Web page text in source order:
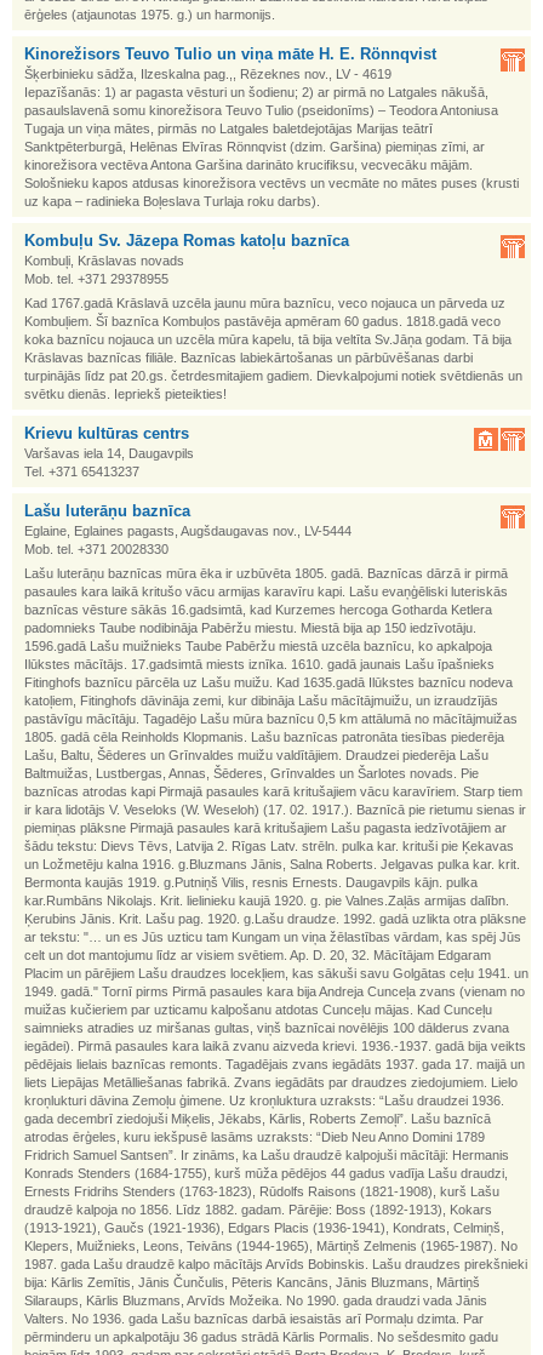
ērģeles (atjaunotas 1975. g.) un harmonijs.
Kinorežisors Teuvo Tulio un viņa māte H. E. Rönnqvist
Šķerbinieku sādža, Ilzeskalna pag.,, Rēzeknes nov., LV - 4619
Iepazīšanās: 1) ar pagasta vēsturi un šodienu; 2) ar pirmā no Latgales nākušā,
pasaulslavenā somu kinorežisora Teuvo Tulio (pseidonīms) – Teodora Antoniusa
Tugaja un viņa mātes, pirmās no Latgales baletdejotājas Marijas teātrī
Sanktpēterburgā, Helēnas Elvīras Rönnqvist (dzim. Garšina) piemiņas zīmi, ar
kinorežisora vectēva Antona Garšina darināto krucifiksu, vecvecāku mājām.
Sološnieku kapos atdusas kinorežisora vectēvs un vecmāte no mātes puses (krusti
uz kapa – radinieka Boļeslava Turlaja roku darbs).
Kombuļu Sv. Jāzepa Romas katoļu baznīca
Kombuļi, Krāslavas novads
Mob. tel. +371 29378955
Kad 1767.gadā Krāslavā uzcēla jaunu mūra baznīcu, veco nojauca un pārveda uz
Kombuļiem. Šī baznīca Kombuļos pastāvēja apmēram 60 gadus. 1818.gadā veco
koka baznīcu nojauca un uzcēla mūra kapelu, tā bija veltīta Sv.Jāņa godam. Tā bija
Krāslavas baznīcas filiāle. Baznīcas labiekārtošanas un pārbūvēšanas darbi
turpinājās līdz pat 20.gs. četrdesmitajiem gadiem. Dievkalpojumi notiek svētdienās un
svētku dienās. Iepriekš pieteikties!
Krievu kultūras centrs
Varšavas iela 14, Daugavpils
Tel. +371 65413237
Lašu luterāņu baznīca
Eglaine, Eglaines pagasts, Augšdaugavas nov., LV-5444
Mob. tel. +371 20028330
Lašu luterāņu baznīcas mūra ēka ir uzbūvēta 1805. gadā. Baznīcas dārzā ir pirmā
pasaules kara laikā kritušo vācu armijas karavīru kapi. Lašu evaņģēliski luteriskās
baznīcas vēsture sākās 16.gadsimtā, kad Kurzemes hercoga Gotharda Ketlera
padomnieks Taube nodibināja Pabēržu miestu. Miestā bija ap 150 iedzīvotāju.
1596.gadā Lašu muižnieks Taube Pabēržu miestā uzcēla baznīcu, ko apkalpoja
Ilūkstes mācītājs. 17.gadsimtā miests iznīka. 1610. gadā jaunais Lašu īpašnieks
Fitinghofs baznīcu pārcēla uz Lašu muižu. Kad 1635.gadā Ilūkstes baznīcu nodeva
katoļiem, Fitinghofs dāvināja zemi, kur dibināja Lašu mācītājmuižu, un izraudzījās
pastāvīgu mācītāju. Tagadējo Lašu mūra baznīcu 0,5 km attālumā no mācītājmuižas
1805. gadā cēla Reinholds Klopmanis. Lašu baznīcas patronāta tiesības piederēja
Lašu, Baltu, Šēderes un Grīnvaldes muižu valdītājiem. Draudzei piederēja Lašu
Baltmuižas, Lustbergas, Annas, Šēderes, Grīnvaldes un Šarlotes novads. Pie
baznīcas atrodas kapi Pirmajā pasaules karā kritušajiem vācu karavīriem. Starp tiem
ir kara lidotājs V. Veseloks (W. Weseloh) (17. 02. 1917.). Baznīcā pie rietumu sienas ir
piemiņas plāksne Pirmajā pasaules karā kritušajiem Lašu pagasta iedzīvotājiem ar
šādu tekstu: Dievs Tēvs, Latvija 2. Rīgas Latv. strēln. pulka kar. krituši pie Ķekavas
un Ložmetēju kalna 1916. g.Bluzmans Jānis, Salna Roberts. Jelgavas pulka kar. krit.
Bermonta kaujās 1919. g.Putniņš Vilis, resnis Ernests. Daugavpils kājn. pulka
kar.Rumbāns Nikolajs. Krit. lielinieku kaujā 1920. g. pie Valnes.Zaļās armijas dalībn.
Ķerubins Jānis. Krit. Lašu pag. 1920. g.Lašu draudze. 1992. gadā uzlikta otra plāksne
ar tekstu: "… un es Jūs uzticu tam Kungam un viņa žēlastības vārdam, kas spēj Jūs
celt un dot mantojumu līdz ar visiem svētiem. Ap. D. 20, 32. Mācītājam Edgaram
Placim un pārējiem Lašu draudzes locekļiem, kas sākuši savu Golgātas ceļu 1941. un
1949. gadā." Tornī pirms Pirmā pasaules kara bija Andreja Cunceļa zvans (vienam no
muižas kučieriem par uzticamu kalpošanu atdotas Cunceļu mājas. Kad Cunceļu
saimnieks atradies uz miršanas gultas, viņš baznīcai novēlējis 100 dālderus zvana
iegādei). Pirmā pasaules kara laikā zvanu aizveda krievi. 1936.-1937. gadā bija veikts
pēdējais lielais baznīcas remonts. Tagadējais zvans iegādāts 1937. gada 17. maijā un
liets Liepājas Metālliešanas fabrikā. Zvans iegādāts par draudzes ziedojumiem. Lielo
kroņlukturi dāvina Zemoļu ģimene. Uz kroņluktura uzraksts: “Lašu draudzei 1936.
gada decembrī ziedojuši Miķelis, Jēkabs, Kārlis, Roberts Zemoļi”. Lašu baznīcā
atrodas ērģeles, kuru iekšpusē lasāms uzraksts: “Dieb Neu Anno Domini 1789
Fridrich Samuel Santsen”. Ir zināms, ka Lašu draudzē kalpojuši mācītāji: Hermanis
Konrads Stenders (1684-1755), kurš mūža pēdējos 44 gadus vadīja Lašu draudzi,
Ernests Fridrihs Stenders (1763-1823), Rūdolfs Raisons (1821-1908), kurš Lašu
draudzē kalpoja no 1856. Līdz 1882. gadam. Pārējie: Boss (1892-1913), Kokars
(1913-1921), Gaučs (1921-1936), Edgars Placis (1936-1941), Kondrats, Celmiņš,
Klepers, Muižnieks, Leons, Teivāns (1944-1965), Mārtiņš Zelmenis (1965-1987). No
1987. gada Lašu draudzē kalpo mācītājs Arvīds Bobinskis. Lašu draudzes pirekšnieki
bija: Kārlis Zemītis, Jānis Čunčulis, Pēteris Kancāns, Jānis Bluzmans, Mārtiņš
Silaraups, Kārlis Bluzmans, Arvīds Možeika. No 1990. gada draudzi vada Jānis
Valters. No 1936. gada Lašu baznīcas darbā iesaistās arī Pormaļu dzimta. Par
pērminderu un apkalpotāju 36 gadus strādā Kārlis Pormalis. No sešdesmito gadu